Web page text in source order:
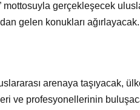
mottosuyla gerçekleşecek
gelen konukları ağırlayacak.
arenaya taşıyacak,
ve profesyonellerinin